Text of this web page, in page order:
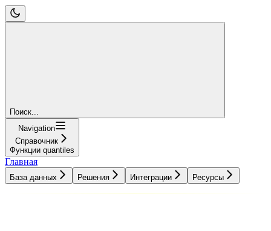
Поиск...
Navigation
Справочник
Функции quantiles
Главная
База данных Решения Интеграции Ресурсы